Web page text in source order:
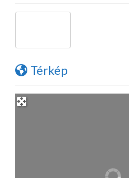
Térkép